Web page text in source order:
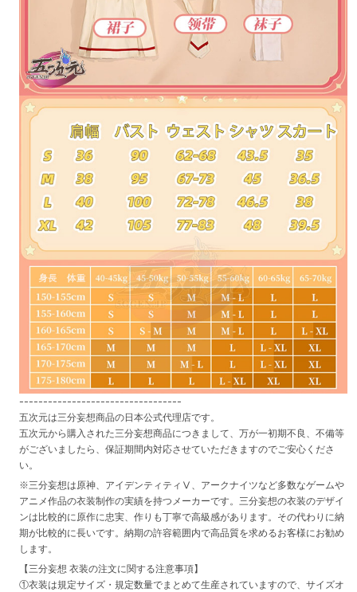
----------------------------------
五次元は三分妄想商品の日本公式代理店です。
五次元から購入された三分妄想商品につきまして、万が一初期不良、不備等
がございましたら、保証期間内対応させていただきますのでご安心くださ
い。
※三分妄想は原神、アイデンティティⅤ、アークナイツなど多数なゲームや
アニメ作品の衣装制作の実績を持つメーカーです。三分妄想の衣装のデザイ
ンは比較的に原作に忠実、作りも丁寧で高級感があります。その代わりに納
期が比較的に長いです。納期の許容範囲内で高品質を求めるお客様にお勧め
します。
【三分妄想 衣装の注文に関する注意事項】
①衣装は規定サイズ・規定数量でまとめて生産されていますので、サイズオ